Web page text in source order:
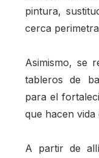
pintura,
cerca
Asimismo, se
tableros de
para el
que hacen vida
A partir de